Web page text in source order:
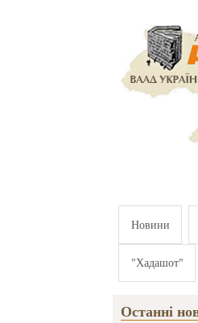
Новини
"Хадашот"
Останні